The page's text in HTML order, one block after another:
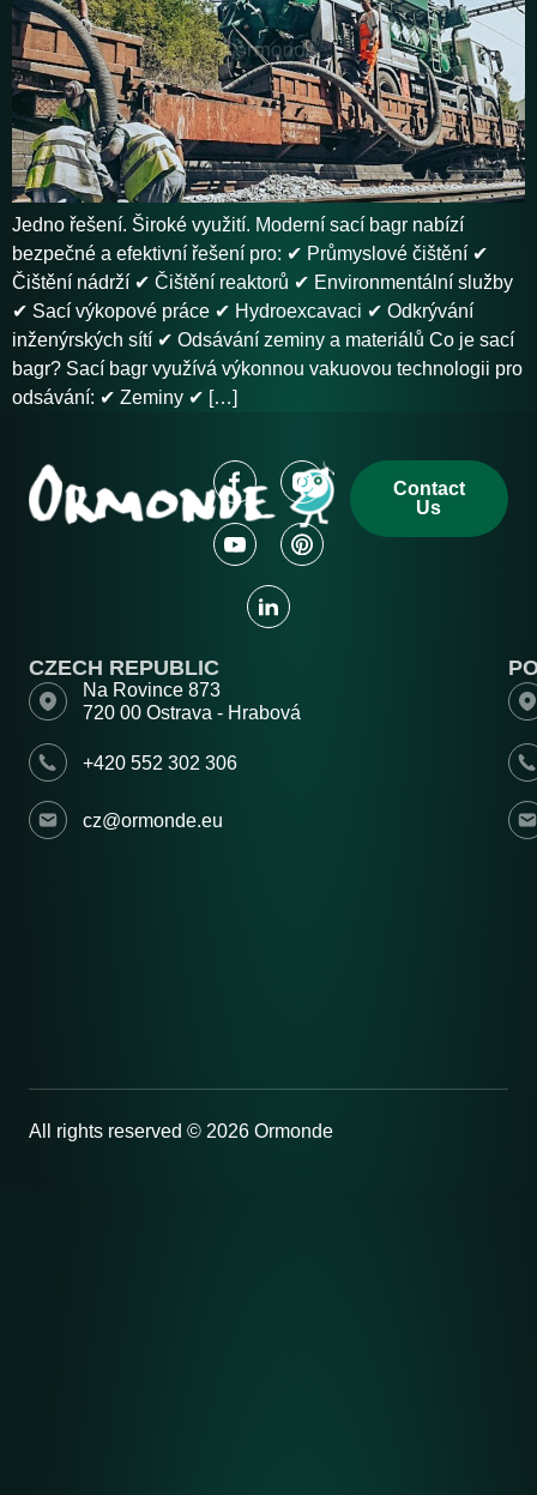
Jedno řešení. Široké využití. Moderní sací bagr nabízí
bezpečné a efektivní řešení pro: ✔ Průmyslové čištění ✔
Čištění nádrží ✔ Čištění reaktorů ✔ Environmentální služby
✔ Sací výkopové práce ✔ Hydroexcavaci ✔ Odkrývání
inženýrských sítí ✔ Odsávání zeminy a materiálů Co je sací
bagr? Sací bagr využívá výkonnou vakuovou technologii pro
odsávání: ✔ Zeminy ✔ […]
Contact
Us
CZECH REPUBLIC
Na Rovince 873
720 00 Ostrava - Hrabová
+420 552 302 306
cz@ormonde.eu
All rights reserved © 2026 Ormonde